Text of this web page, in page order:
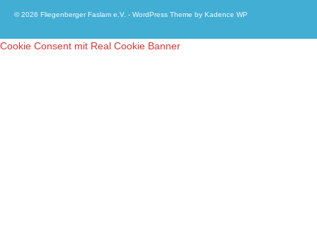
© 2026 Fliegenberger Faslam e.V. - WordPress Theme by Kadence WP
Cookie Consent mit Real Cookie Banner